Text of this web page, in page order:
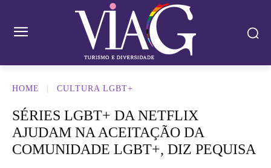
HOME CULTURA LGBT+
SÉRIES LGBT+ DA NETFLIX
AJUDAM NA ACEITAÇÃO DA
COMUNIDADE LGBT+, DIZ PEQUISA